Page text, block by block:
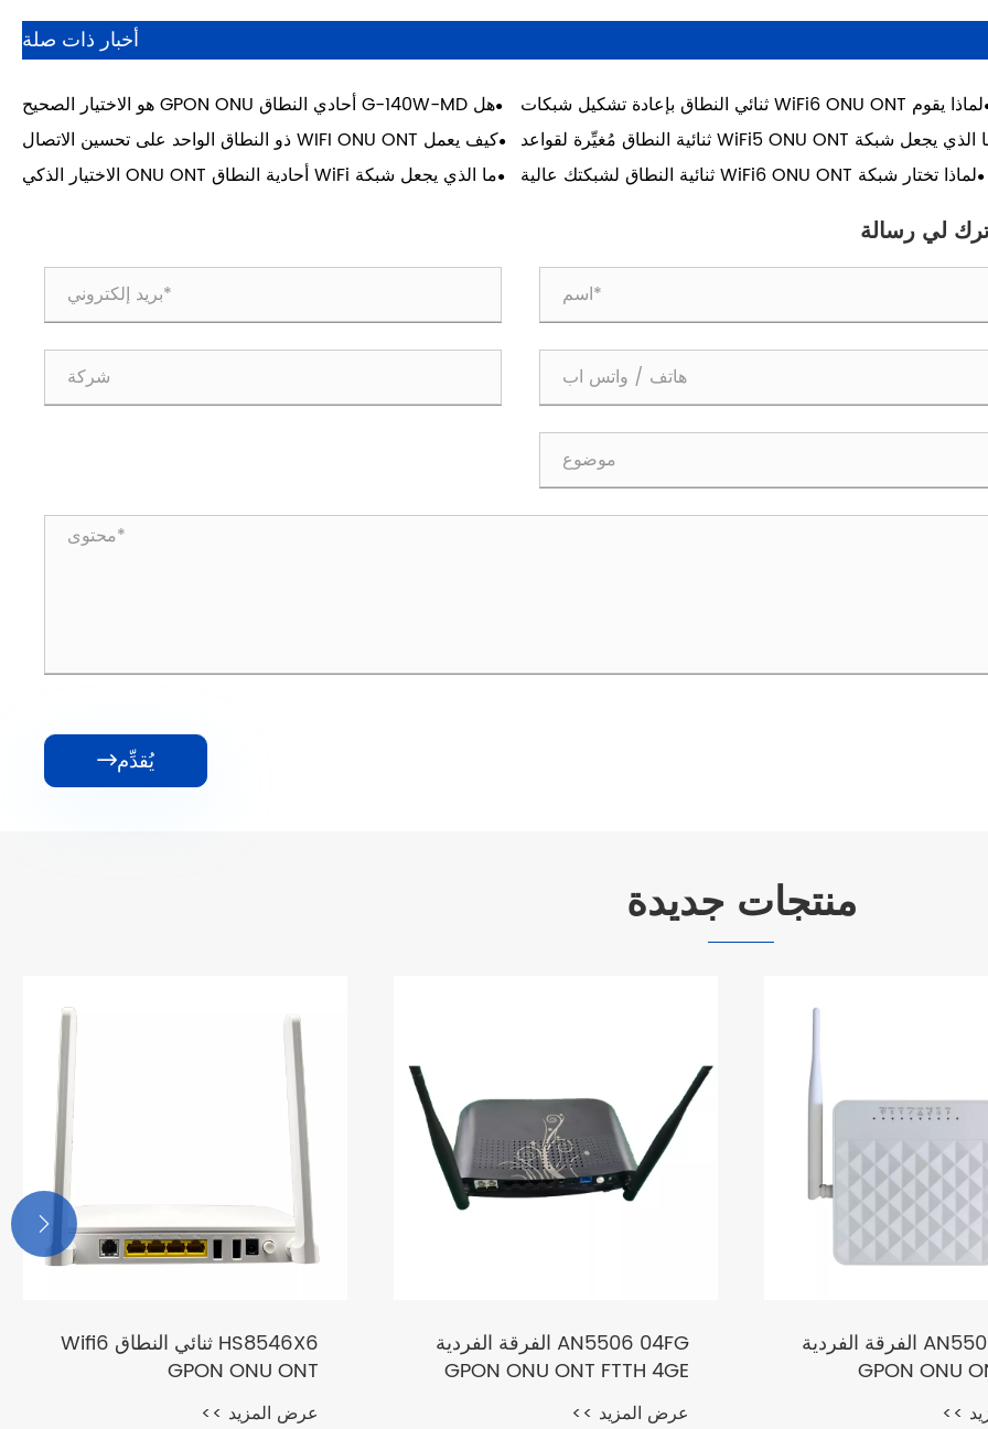
أخبار ذات صلة
هل G-140W-MD أحادي النطاق GPON ONU هو الاختيار الصحيح
لنشر FTTH بشكل موثوق وفعال من حيث التكلفة؟
لماذا يقوم WiFi6 ONU ONT ثنائي النطاق بإعادة تشكيل شبكات
الوصول إلى الألياف عالية الكثافة؟
كيف يعمل WIFI ONU ONT ذو النطاق الواحد على تحسين الاتصال
بالشبكة؟
ما الذي يجعل شبكة WiFi5 ONU ONT ثنائية النطاق مُغيِّرة لقواعد
اللعبة بالنسبة للشبكات المنزلية وشبكات الأعمال؟
ما الذي يجعل شبكة WiFi أحادية النطاق ONU ONT الاختيار الذكي
لماذا تختار شبكة WiFi6 ONU ONT ثنائية النطاق لشبكتك عالية
لي رسالة
يُقدِّم
منتجات جديدة
AN5506 02 FG الفرقة الفردية
GPON ONU
>>
AN5506 04FG الفرقة الفردية
GPON ONU ONT FTTH 4GE
عرض المزيد >>
HS8546X6 ثنائي النطاق Wifi6
GPON ONU ONT
عرض المزيد >>
